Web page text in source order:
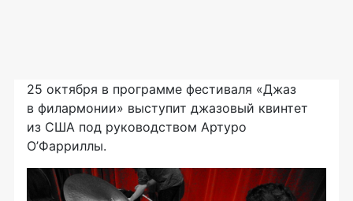
25 октября в программе фестиваля «Джаз
в филармонии» выступит джазовый квинтет
из США под руководством Артуро
О’Фарриллы.